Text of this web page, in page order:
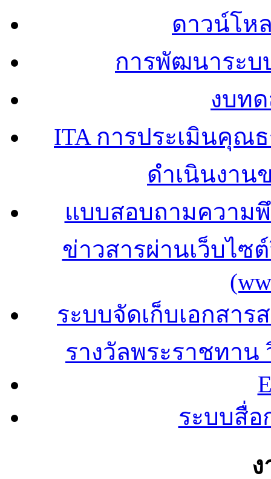
ดาวน์โห
การพัฒนาระ
งบท
ITA การประเมินคุณ
ดำเนินงาน
แบบสอบถามความ
ข่าวสารผ่านเว็บไซ
ระบบจัดเก็บเอกสา
รางวัลพระราชทา
ระบบสื่อ